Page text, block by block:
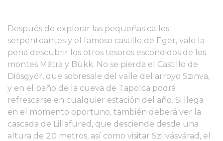
Después de explorar las pequeñas calles
serpenteantes y el famoso castillo de Eger, vale la
pena descubrir los otros tesoros escondidos de los
montes Mátra y Bükk. No se pierda el Castillo de
Diósgyőr, que sobresale del valle del arroyo Szinva,
y en el baño de la cueva de Tapolca podrá
refrescarse en cualquier estación del año. Si llega
en el momento oportuno, también deberá ver la
cascada de Lillafüred, que desciende desde una
altura de 20 metros, así como visitar Szilvásvárad, el